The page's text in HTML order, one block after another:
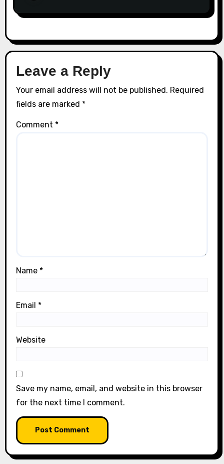
Leave a Reply
Your email address will not be published. Required
fields are marked *
Comment *
Name *
Email *
Website
Save my name, email, and website in this browser
for the next time I comment.